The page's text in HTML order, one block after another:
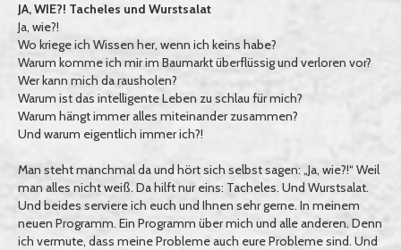
JA, WIE?! Tacheles und Wurstsalat
Ja, wie?!
Wo kriege ich Wissen her, wenn ich keins habe?
Warum komme ich mir im Baumarkt überflüssig und verloren vor?
Wer kann mich da rausholen?
Warum ist das intelligente Leben zu schlau für mich?
Warum hängt immer alles miteinander zusammen?
Und warum eigentlich immer ich?!
Man steht manchmal da und hört sich selbst sagen: „Ja, wie?!“ Weil
man alles nicht weiß. Da hilft nur eins: Tacheles. Und Wurstsalat.
Und beides serviere ich euch und Ihnen sehr gerne. In meinem
neuen Programm. Ein Programm über mich und alle anderen. Denn
ich vermute, dass meine Probleme auch eure Probleme sind. Und